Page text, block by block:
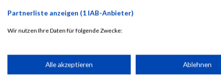
599
Marina
741
Mahidy-Barid
611
Bianca Eder
Partnerliste anzeigen (1 IAB-Anbieter)
Wir nutzen Ihre Daten für folgende Zwecke:
Speichern von oder Zugriff auf Informationen auf einem
Alle akzeptieren Ablehnen